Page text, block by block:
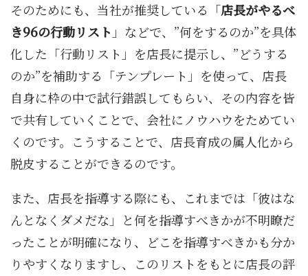
そのためにも、当社が推奨している「店長がやるべ
き96の行動リスト 」などで、”何をするのか”を具体
化した「行動リスト」を店長に提示し、”どうする
のか”を補助する「テンプレート」を使って、店長
自身に枠の中で試行錯誤してもらい、その内容を皆
で共有していくことで、会社にノウハウをためてい
くのです。こうすることで、店長育成の属人化から
脱皮することができるのです。
また、店長を指導する際にも、これまでは「彼はな
んとなくダメだな」と何を指導すべきかが不明瞭だ
ったことが明確になり、どこを指導すべきかも分か
りやすくなりますし、このリストをもとに店長の評